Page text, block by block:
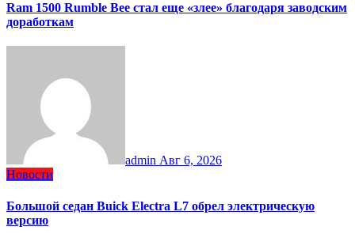
Ram 1500 Rumble Bee стал еще «злее» благодаря заводским
доработкам
admin Авг 6, 2026
Новости
Большой седан Buick Electra L7 обрел электрическую
версию